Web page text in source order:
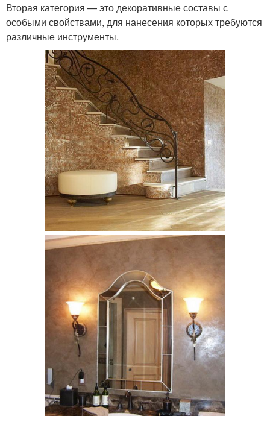
Вторая категория — это декоративные составы с
особыми свойствами, для нанесения которых требуются
различные инструменты.